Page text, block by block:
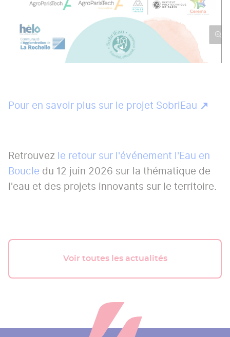
Pour en savoir plus sur le projet SobriEau
Retrouvez le retour sur l'événement l'Eau en
Boucle du 12 juin 2026 sur la thématique de
l'eau et des projets innovants sur le territoire.
Voir toutes les actualités